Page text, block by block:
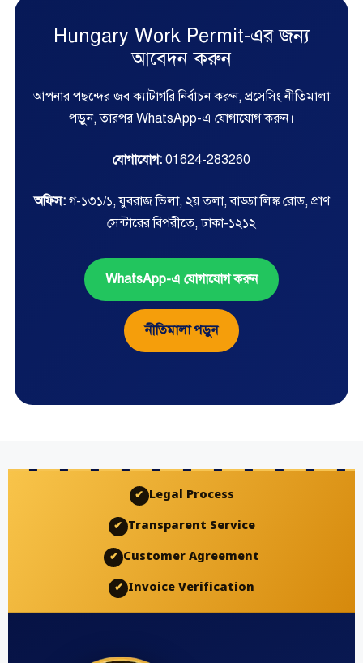
Hungary Work Permit-এর জন্য
আবেদন করুন
আপনার পছন্দের জব ক্যাটাগরি নির্বাচন করুন, প্রসেসিং নীতিমালা
পড়ুন, তারপর WhatsApp-এ যোগাযোগ করুন।
যোগাযোগ: 01624-283260
অফিস:গ-১৩১/১, যুবরাজ ভিলা, ২য় তলা, বাড্ডা লিঙ্ক রোড, প্রাণ
সেন্টারের বিপরীতে, ঢাকা-১২১২
WhatsApp-এ যোগাযোগ করুন
নীতিমালা পড়ুন
✔ Legal Process
✔ Transparent Service
✔ Customer Agreement
✔ Invoice Verification